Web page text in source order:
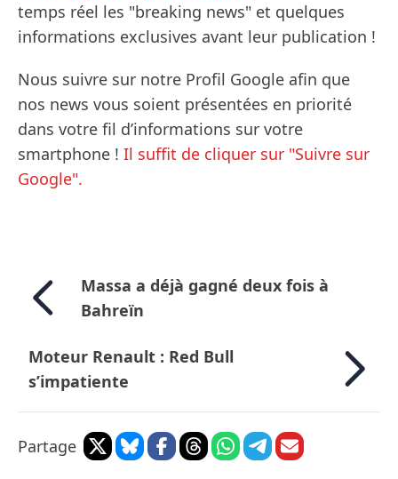
temps réel les "breaking news" et quelques
informations exclusives avant leur publication !
Nous suivre sur notre Profil Google afin que
nos news vous soient présentées en priorité
dans votre fil d’informations sur votre
smartphone ! Il suffit de cliquer sur "Suivre sur
Google".
Massa a déjà gagné deux fois à
Bahreïn
Moteur Renault : Red Bull
s’impatiente
Partage